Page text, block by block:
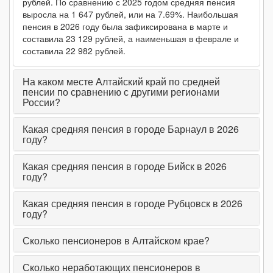
январь 2024
15 640₽↑ (+0.51% | +79₽) 19 709₽
2023 (среднее)
14 613₽↑ (+15.58% | +1 970₽) 18 480₽
декабрь 2023
15 561₽↑ (+0.63% | +98₽) 18 458₽↓ (-
ноябрь 2023
15 463₽↑ (+1.56% | +238₽) 18 468₽
октябрь 2023
15 225₽↑ (+2.05% | +306₽) 18 482₽↓ (-
сентябрь 2023
14 919₽↑ (+0.59% | +87₽) 18 495₽
август 2023
14 832₽↑ (+1.97% | +287₽) 18 498₽↑
июль 2023
июнь 2023
14 457₽↑ (+0.64% | +92₽) 18 496₽
май 2023
14 365₽↑ (+0.03% | +4₽) 18 505₽↑
апрель 2023
14 361₽↑ (+2.26% | +317₽)
март 2023
14 044₽↑ (+1.28% | +177₽)
выросла на 1 647 рублей, или на 7.69%. Наибольшая
пенсия в 2026 году была зафиксирована в марте и
составила 23 129 рублей, а наименьшая в феврале и
составила 22 982 рублей.
На каком месте Алтайский край по средней
пенсии по сравнению с другими регионами
России?
Какая средняя пенсия в городе Барнаул в 2026
году?
Какая средняя пенсия в городе Бийск в 2026
году?
Какая средняя пенсия в городе Рубцовск в 2026
году?
Сколько пенсионеров в Алтайском крае?
Сколько неработающих пенсионеров в